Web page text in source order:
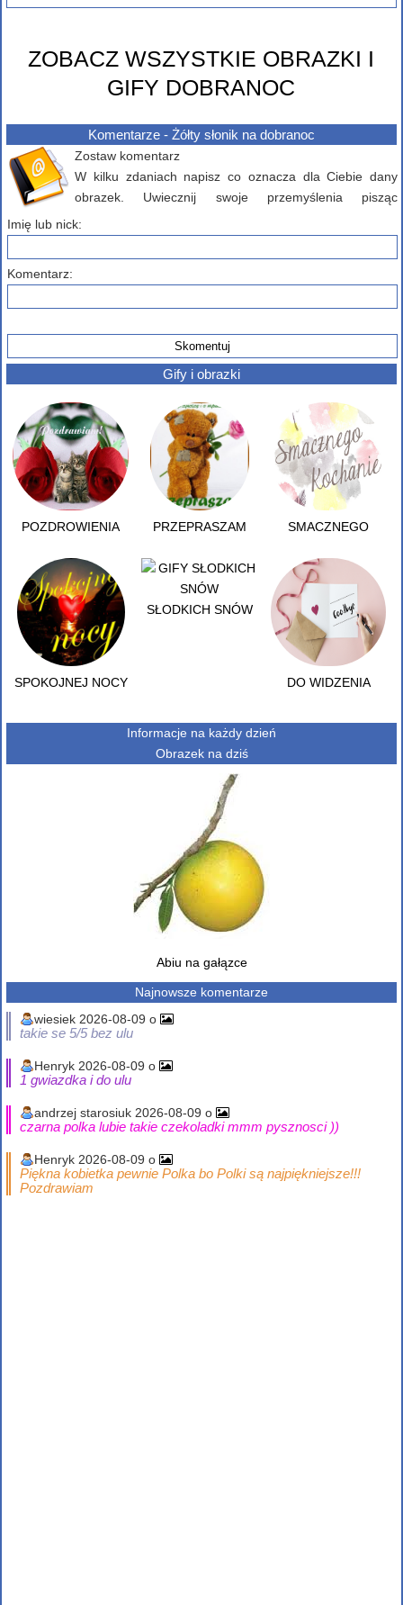
ZOBACZ WSZYSTKIE OBRAZKI I
GIFY DOBRANOC
Komentarze - Żółty słonik na dobranoc
Zostaw komentarz
W kilku zdaniach napisz co oznacza dla Ciebie dany
obrazek. Uwiecznij swoje przemyślenia pisząc
Imię lub nick:
Komentarz:
Gify i obrazki
POZDROWIENIA PRZEPRASZAM SMACZNEGO
SPOKOJNEJ NOCY
SŁODKICH SNÓW
DO WIDZENIA
Informacje na każdy dzień
Obrazek na dziś
Abiu na gałązce
Najnowsze komentarze
wiesiek 2026-08-09 o
takie se 5/5 bez ulu
Henryk 2026-08-09 o
1 gwiazdka i do ulu
andrzej starosiuk 2026-08-09 o
czarna polka lubie takie czekoladki mmm pysznosci ))
Henryk 2026-08-09 o
Piękna kobietka pewnie Polka bo Polki są najpiękniejsze!!!
Pozdrawiam